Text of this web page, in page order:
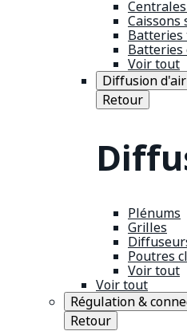
Batteries
Batteries
Voir tout
Diffusion d'air
Retour
Plénums
Grilles
Poutres
Voir tout
Voir tout
Régulation &
Retour